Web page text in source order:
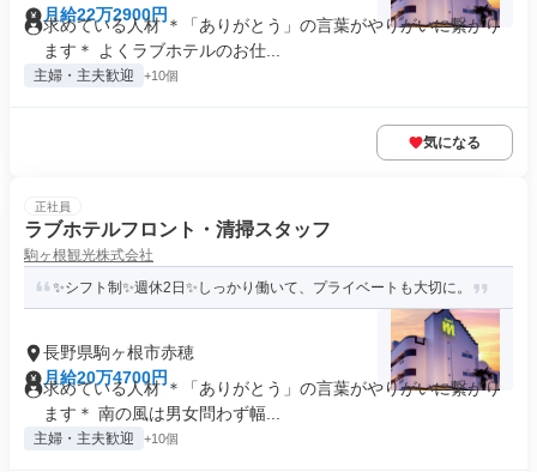
月給22万2900円
求めている人材 ＊「ありがとう」の言葉がやりがいに繋がり
ます＊ よくラブホテルのお仕...
主婦・主夫歓迎 +10個
気になる
正社員
ラブホテルフロント・清掃スタッフ
駒ヶ根観光株式会社
✨シフト制✨週休2日✨しっかり働いて、プライベートも大切に。
長野県駒ヶ根市赤穂
月給20万4700円
求めている人材 ＊「ありがとう」の言葉がやりがいに繋がり
ます＊ 南の風は男女問わず幅...
主婦・主夫歓迎 +10個